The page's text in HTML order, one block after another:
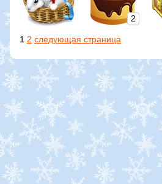
2
1 2 следующая страница